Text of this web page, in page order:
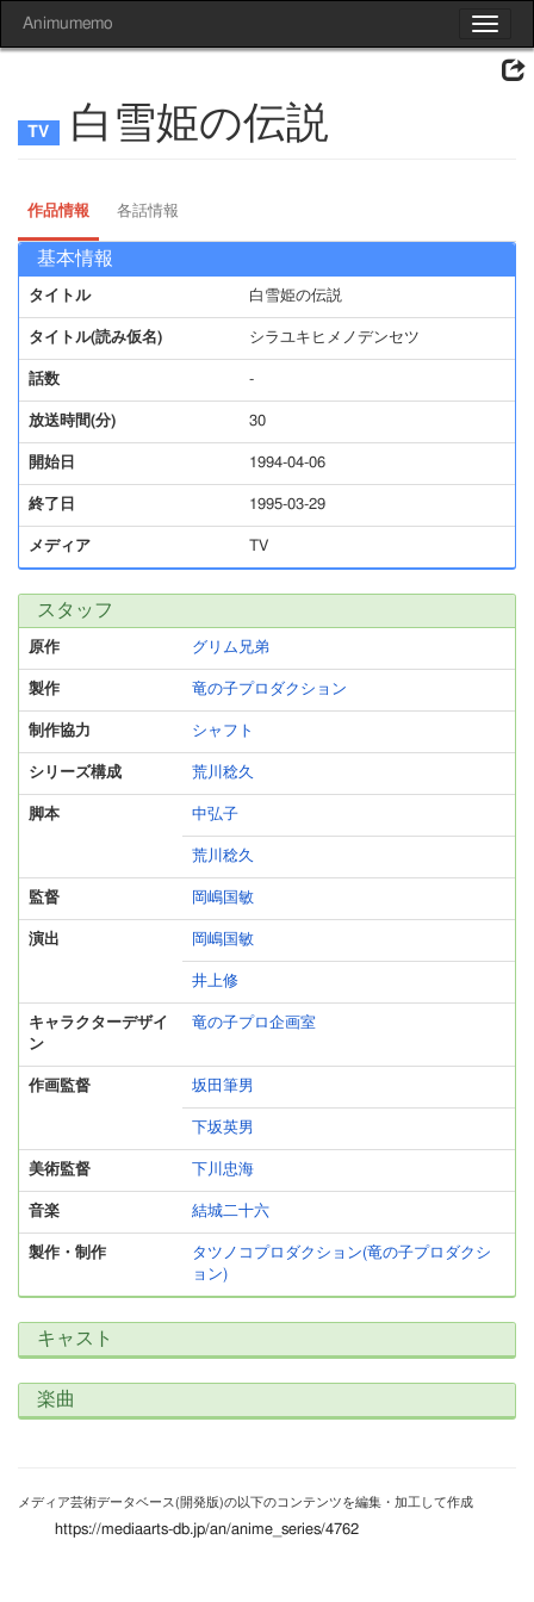
Toggle
Animumemo
白雪姫の伝説
作品情報 各話情報
基本情報
タイトル 白雪姫の伝説
タイトル(読み仮名) シラユキヒメノデンセツ
話数 -
放送時間(分) 30
開始日 1994-04-06
終了日 1995-03-29
メディア TV
スタッフ
原作 グリム兄弟
製作 竜の子プロダクション
制作協力 シャフト
シリーズ構成 荒川稔久
脚本 中弘子
荒川稔久
監督 岡嶋国敏
演出 岡嶋国敏
井上修
キャラクターデザイ
ン
竜の子プロ企画室
作画監督 坂田筆男
下坂英男
美術監督 下川忠海
音楽 結城二十六
製作・制作
タツノコプロダクション(竜の子プロダクシ
ョン)
キャスト
楽曲
メディア芸術データベース(開発版)の以下のコンテンツを編集・加工して作成
https://mediaarts-db.jp/an/anime_series/4762